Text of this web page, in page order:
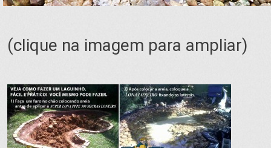
(clique na imagem para ampliar)